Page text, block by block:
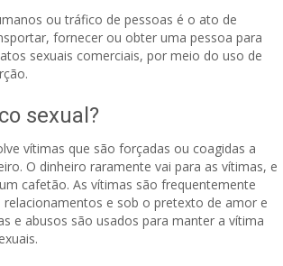
ou tráfico de pessoas é o ato de
fornecer ou obter uma pessoa para
sexuais comerciais, por meio do uso de
sexual?
vítimas que são forçadas ou coagidas a
O dinheiro raramente vai para as vítimas, e
cafetão. As vítimas são frequentemente
e sob o pretexto de amor e
e abusos são usados ​​para manter a vítima